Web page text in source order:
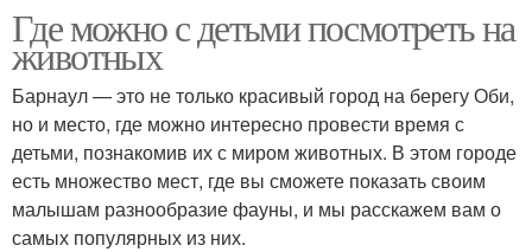
Где можно с детьми посмотреть на
животных
Барнаул — это не только красивый город на берегу Оби,
но и место, где можно интересно провести время с
детьми, познакомив их с миром животных. В этом городе
есть множество мест, где вы сможете показать своим
малышам разнообразие фауны, и мы расскажем вам о
самых популярных из них.